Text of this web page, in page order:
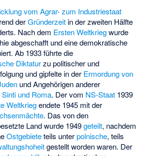
vom Agrar- zum Industriestaat
derGründerzeit in der zweiten Hälfte
Nach dem Ersten Weltkriegwurde
abgeschafft und eine demokratische
Ab 1933 führte die
Diktaturzu politischer und
und gipfelte in der Ermordung von
und Angehörigen anderer
Sinti und Roma. Der vom NS-Staat 1939
Weltkriegendete 1945 mit der
. Das von den
Land wurde 1949geteilt, nachdem
Ostgebieteteils unterpolnische, teils
gestellt worden waren. Der